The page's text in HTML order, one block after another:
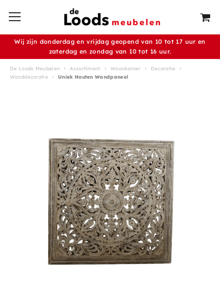
Wij zijn donderdag en vrijdag geopend van 10 tot 17 uur en
zaterdag en zondag van 10 tot 16 uur.
De Loods Meubelen Assortiment Woonkamer
Decoratie
Wanddecoratie
Uniek Houten Wandpaneel